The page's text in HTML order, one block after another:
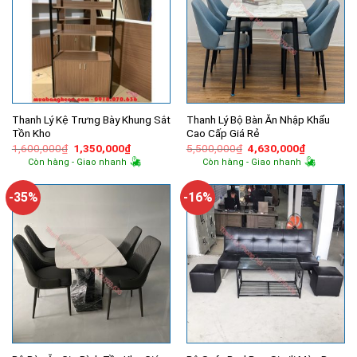
Thanh Lý Kệ Trưng Bày Khung Sắt
Tồn Kho
1,600,000₫ Giá
gốc
là:
1,350,000₫Giá
hiện
tại
1,350,000₫.
Còn hàng - Giao nhanh
Thanh Lý Bộ Bàn Ăn Nhập Khẩu
Cao Cấp Giá Rẻ
5,500,000₫ Giá
gốc
là:
4,630,000₫Giá
hiện
tại
Còn hàng - Giao nhanh
-35% -16%